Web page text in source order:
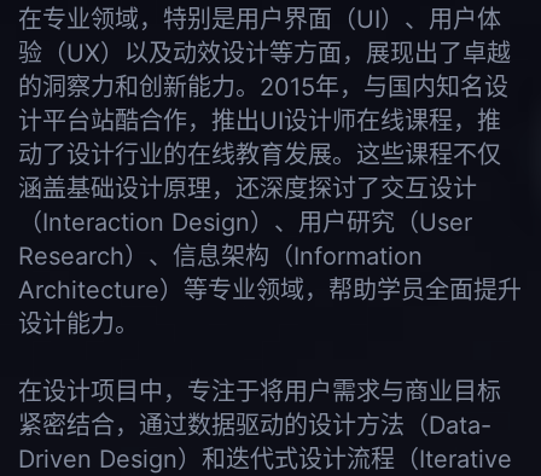
在专业领域，特别是用户界面（UI）、用户体
验（UX）以及动效设计等方面，展现出了卓越
的洞察力和创新能力。2015年，与国内知名设
计平台站酷合作，推出UI设计师在线课程，推
动了设计行业的在线教育发展。这些课程不仅
涵盖基础设计原理，还深度探讨了交互设计
（Interaction Design）、用户研究（User
Research）、信息架构（Information
Architecture）等专业领域，帮助学员全面提升
设计能力。
在设计项目中，专注于将用户需求与商业目标
紧密结合，通过数据驱动的设计方法（Data-
Driven Design）和迭代式设计流程（Iterative